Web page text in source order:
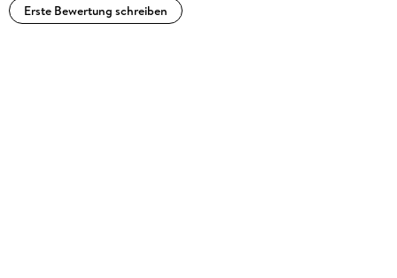
Erste Bewertung schreiben